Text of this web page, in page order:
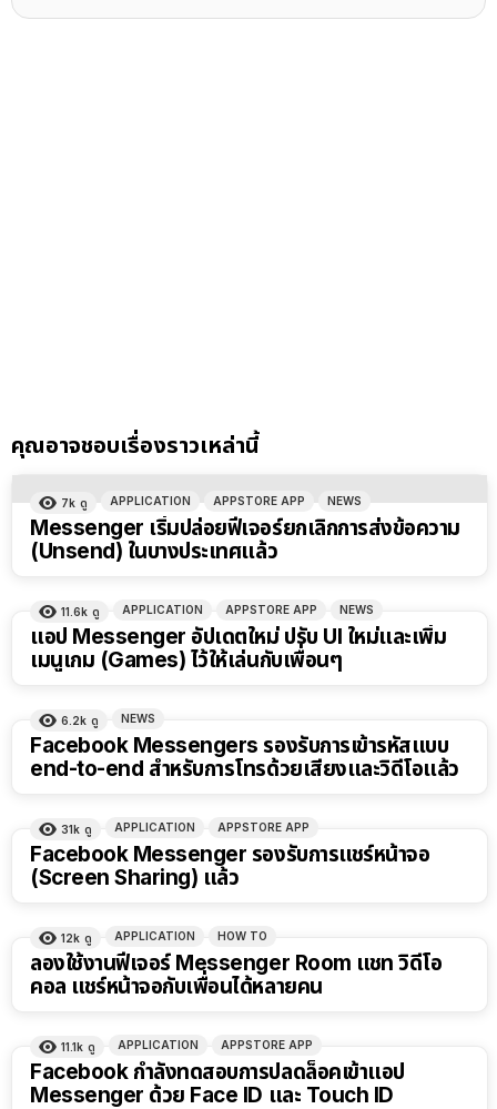
คุณอาจชอบเรื่องราวเหล่านี้
7k ดู APPLICATION APPSTORE APP NEWS
Messenger เริ่มปล่อยฟีเจอร์ยกเลิกการส่งข้อความ
(Unsend) ในบางประเทศแล้ว
11.6k ดู APPLICATION APPSTORE APP NEWS
แอป Messenger อัปเดตใหม่ ปรับ UI ใหม่และเพิ่ม
เมนูเกม (Games) ไว้ให้เล่นกับเพื่อนๆ
6.2k ดู NEWS
Facebook Messengers รองรับการเข้ารหัสแบบ
end-to-end สำหรับการโทรด้วยเสียงและวิดีโอแล้ว
31k ดู APPLICATION APPSTORE APP
Facebook Messenger รองรับการแชร์หน้าจอ
(Screen Sharing) แล้ว
12k ดู APPLICATION HOW TO
ลองใช้งานฟีเจอร์ Messenger Room แชท วิดีโอ
คอล แชร์หน้าจอกับเพื่อนได้หลายคน
11.1k ดู APPLICATION APPSTORE APP
Facebook กำลังทดสอบการปลดล็อคเข้าแอป
Messenger ด้วย Face ID และ Touch ID